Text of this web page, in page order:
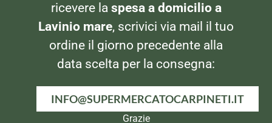
Vodka Smirnoff
Ron Havana Club Anejo 7
anos
ricevere la spesa a domicilio a
Lavinio mare, scrivici via mail il tuo
ordine il giorno precedente alla
data scelta per la consegna:
INFO@SUPERMERCATOCARPINETI.IT
Grazie